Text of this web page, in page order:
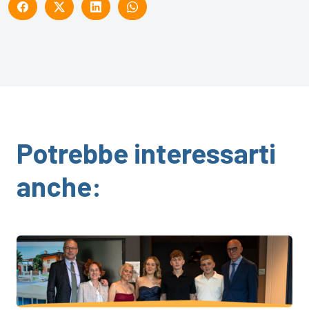
Potrebbe interessarti
anche: